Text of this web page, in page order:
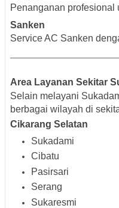
Penanganan profesional
Sanken
Service AC Sanken
Area Layanan Sekitar
Selain melayani
berbagai wilayah di
Cikarang Selatan
Sukadami
Cibatu
Pasirsari
Serang
Sukaresmi